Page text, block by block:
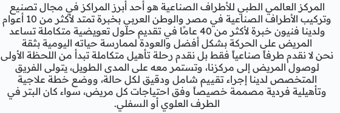
المركز العالمي الطبي للأطراف الصناعية هو أحد أبرز المراكز في مجال تصنيع
وتركيب الأطراف الصناعية في مصر والوطن العربي بخبرة تمتد لأكثر من 10 أعوام
ولدينا فنيون خبرة لأكثر من 40 عامًا في تقديم حلول تعويضية متكاملة تساعد
المريض على الحركة بشكل أفضل والعودة لممارسة حياته اليومية بثقة
نحن لا نقدم طرفاً صناعياً فقط بل نقدم رحلة تأهيل متكاملة تبدأ من اللحظة الأولى
لوصول المريض إلى مركزنا، وتستمر معه على المدى الطويل، يتولى الفريق
المتخصص لدينا إجراء تقييم شامل ودقيق لكل حالة، ووضع خطة علاجية
وتأهيلية فردية مصممة خصيصاً وفق احتياجات كل مريض، سواء كان البتر في
الطرف العلوي أو السفلي.